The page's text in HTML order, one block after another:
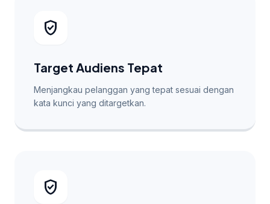
verified_user
Target Audiens Tepat
Menjangkau pelanggan yang tepat sesuai dengan
kata kunci yang ditargetkan.
verified_user